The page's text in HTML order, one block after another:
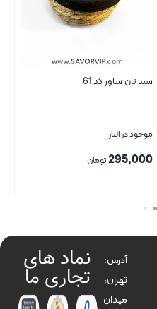
سبد نان ساور کد 61
موجود در انبار
295,000 تومان
بستن
آدرس:
تهران،
میدان
نماد های
تجاری ما